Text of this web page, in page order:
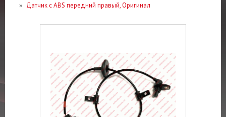
» Датчик с ABS передний правый, Оригинал